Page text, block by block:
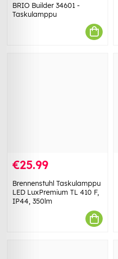
BRIO Builder 34601 -
Taskulamppu
€25.99
Brennenstuhl Taskulamppu
LED LuxPremium TL 410 F,
IP44, 350lm